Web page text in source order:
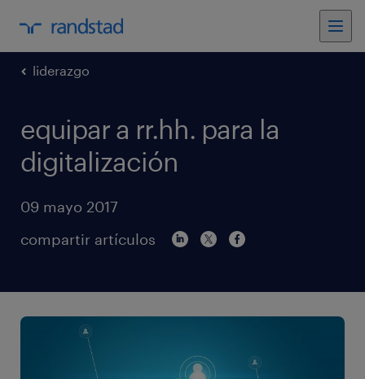
liderazgo
equipar a rr.hh. para la
digitalización
09 mayo 2017
compartir artículos